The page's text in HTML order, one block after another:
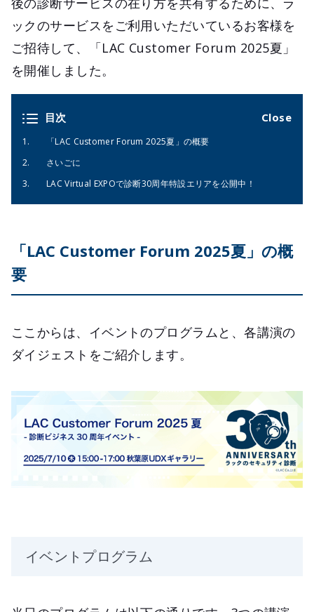
ックのサービスをご利用いただいているお客様を
ご招待して、「LAC Customer Forum 2025夏」
を開催しました。
目次
「LAC Customer Forum 2025夏」の概要
さいごに
LAC Virtual EXPOで診断30周年特設エリアを公開中！
「LAC Customer Forum 2025夏」の概
要
ここからは、イベントのプログラムと、各講演の
ダイジェストをご紹介します。
イベントプログラム